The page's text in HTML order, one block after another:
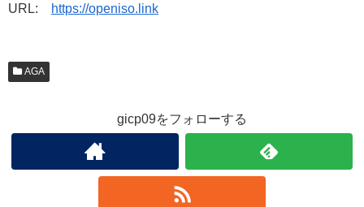
URL: https://openiso.link
AGA
gicp09をフォローする